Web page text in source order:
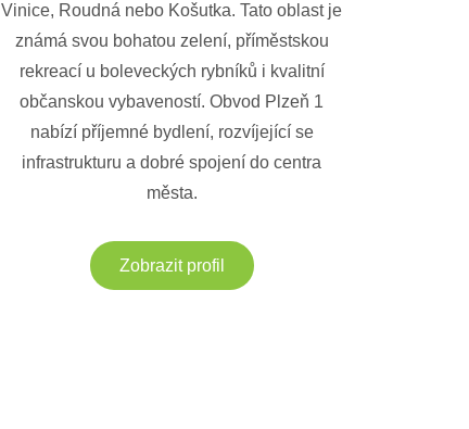
Vinice, Roudná nebo Košutka. Tato oblast je
známá svou bohatou zelení, příměstskou
rekreací u boleveckých rybníků i kvalitní
občanskou vybaveností. Obvod Plzeň 1
nabízí příjemné bydlení, rozvíjející se
infrastrukturu a dobré spojení do centra
města.
Zobrazit profil